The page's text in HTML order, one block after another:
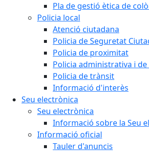
Pla de gestió ètica de
Policia local
Atenció ciutadana
Policia de Seguretat
Policia de proximitat
Policia administrativa i
Policia de trànsit
Informació d'interès
Seu electrònica
Seu electrònica
Informació sobre la Seu
Informació oficial
Tauler d'anuncis